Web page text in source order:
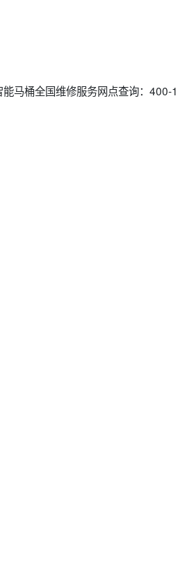
马桶全国维修服务网点查询：400-1